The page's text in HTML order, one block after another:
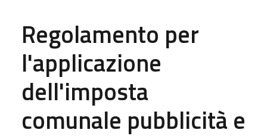
Regolamento per
l'applicazione
dell'imposta
comunale pubblicità e